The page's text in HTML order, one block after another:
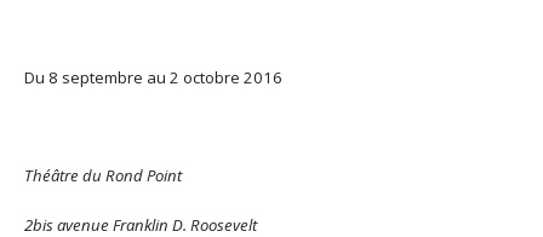
Du 8 septembre au 2 octobre 2016
Théâtre du Rond Point
2bis avenue Franklin D. Roosevelt